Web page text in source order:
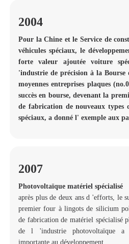
2004
Pour la Chine et le Service de
véhicules spéciaux, le
forte valeur ajoutée voiture
'industrie de précision à la Bourse
moyennes entreprises plaques
succès en bourse, devenant la
de fabrication de nouveaux types
spéciaux, a donné l' exemple aux
2007
Photovoltaïque matériel spécialisé
après plus de deux ans d 'efforts, le
premier four à lingots de silicium
de fabrication de matériel spécialisé
de l 'industrie photovoltaïque a
importante au développement.